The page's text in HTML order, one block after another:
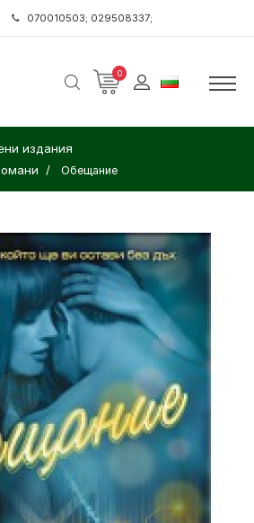
070010503; 029508337;
0
издания
Обещание